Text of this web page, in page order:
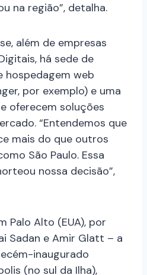
na região”, detalha.
além de empresas
há sede de
hospedagem web
por exemplo) e uma
oferecem soluções
“Entendemos que
mais do que outros
São Paulo. Essa
nossa decisão”,
Palo Alto (EUA), por
Sadan e Amir Glatt – a
inaugurado
(no sul da Ilha),